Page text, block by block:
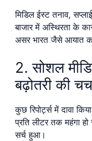
मिडिल ईस्ट तनाव,
बाजार में अस्थिरता के
असर भारत जैसे आयात
2. सोशल
बढ़ोतरी की
कुछ रिपोर्ट्स में दावा
प्रति लीटर तक महंगा
सर्च हुआ।